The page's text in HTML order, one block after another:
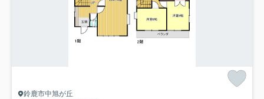
鈴鹿市中旭が丘